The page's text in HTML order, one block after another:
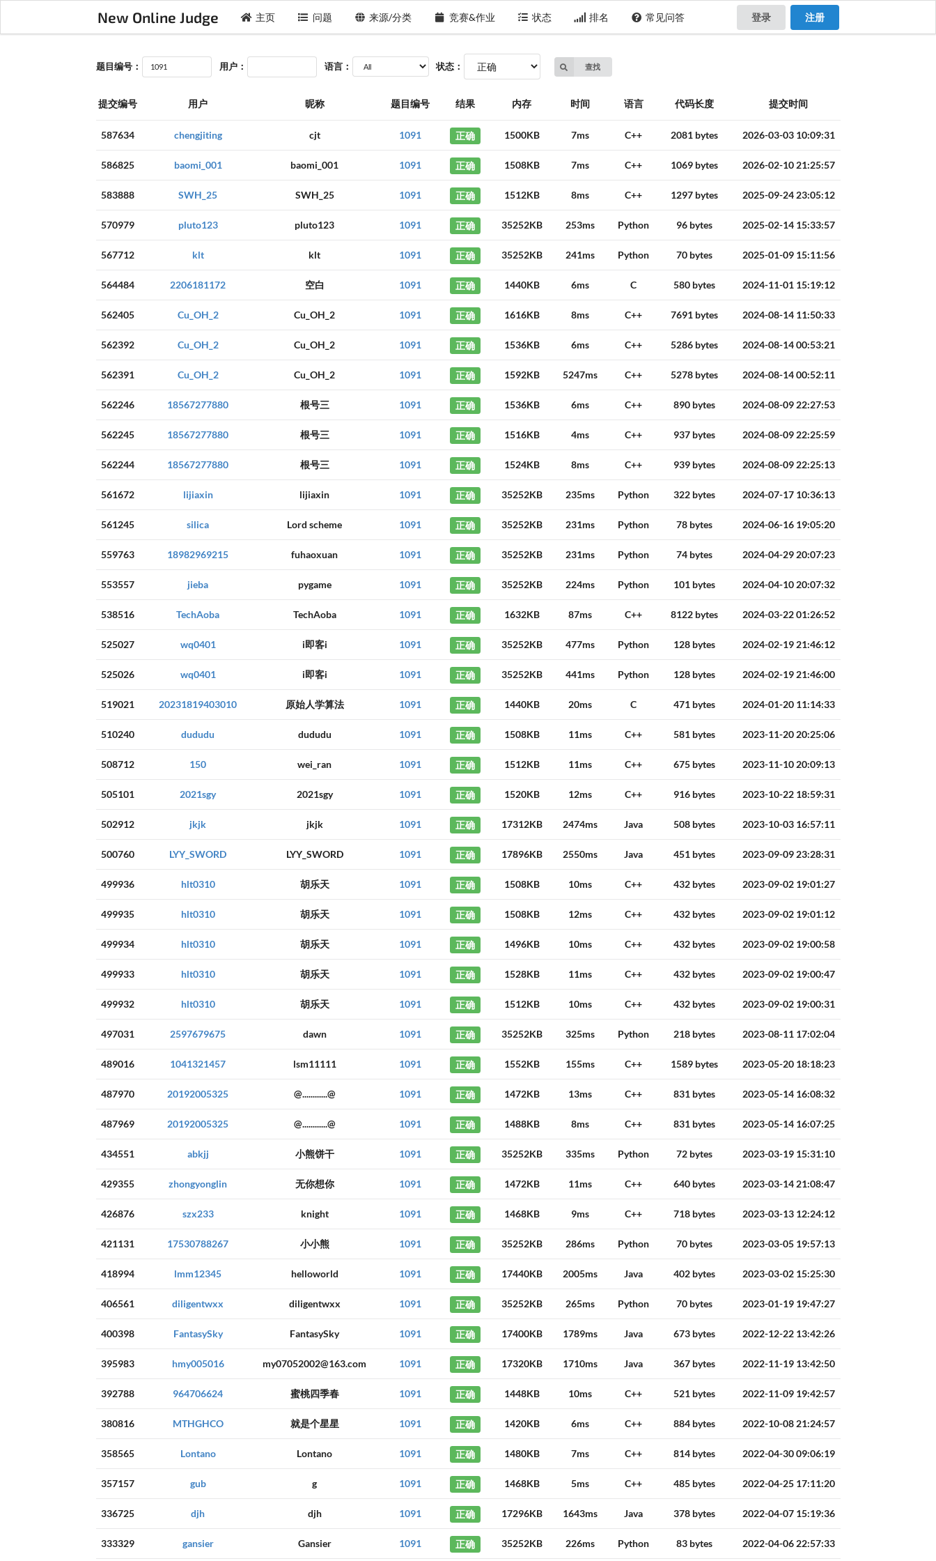
New Online Judge 主页 问题 来源/分类 竞赛&作业 状态 排名 常见问答 登录 注册
题目编号： 用户： 语言： 状态： 查找
提交编号 用户 昵称 题目编号 结果 内存 时间 语言 代码长度 提交时间
587634 chengjiting cjt 1091 正确 1500KB 7ms C++ 2081 bytes 2026-03-03 10:09:31
586825 baomi_001 baomi_001 1091 正确 1508KB 7ms C++ 1069 bytes 2026-02-10 21:25:57
583888 SWH_25 SWH_25 1091 正确 1512KB 8ms C++ 1297 bytes 2025-09-24 23:05:12
570979 pluto123 pluto123 1091 正确 35252KB 253ms Python 96 bytes 2025-02-14 15:33:57
567712 klt klt 1091 正确 35252KB 241ms Python 70 bytes 2025-01-09 15:11:56
564484 2206181172 空白 1091 正确 1440KB 6ms C 580 bytes 2024-11-01 15:19:12
562405 Cu_OH_2 Cu_OH_2 1091 正确 1616KB 8ms C++ 7691 bytes 2024-08-14 11:50:33
562392 Cu_OH_2 Cu_OH_2 1091 正确 1536KB 6ms C++ 5286 bytes 2024-08-14 00:53:21
562391 Cu_OH_2 Cu_OH_2 1091 正确 1592KB 5247ms C++ 5278 bytes 2024-08-14 00:52:11
562246 18567277880 根号三 1091 正确 1536KB 6ms C++ 890 bytes 2024-08-09 22:27:53
562245 18567277880 根号三 1091 正确 1516KB 4ms C++ 937 bytes 2024-08-09 22:25:59
562244 18567277880 根号三 1091 正确 1524KB 8ms C++ 939 bytes 2024-08-09 22:25:13
561672 lijiaxin lijiaxin 1091 正确 35252KB 235ms Python 322 bytes 2024-07-17 10:36:13
561245 silica Lord scheme 1091 正确 35252KB 231ms Python 78 bytes 2024-06-16 19:05:20
559763 18982969215 fuhaoxuan 1091 正确 35252KB 231ms Python 74 bytes 2024-04-29 20:07:23
553557 jieba pygame 1091 正确 35252KB 224ms Python 101 bytes 2024-04-10 20:07:32
538516 TechAoba TechAoba 1091 正确 1632KB 87ms C++ 8122 bytes 2024-03-22 01:26:52
525027 wq0401 i即客i 1091 正确 35252KB 477ms Python 128 bytes 2024-02-19 21:46:12
525026 wq0401 i即客i 1091 正确 35252KB 441ms Python 128 bytes 2024-02-19 21:46:00
519021 20231819403010 原始人学算法 1091 正确 1440KB 20ms C 471 bytes 2024-01-20 11:14:33
510240 dududu dududu 1091 正确 1508KB 11ms C++ 581 bytes 2023-11-20 20:25:06
508712 150 wei_ran 1091 正确 1512KB 11ms C++ 675 bytes 2023-11-10 20:09:13
505101 2021sgy 2021sgy 1091 正确 1520KB 12ms C++ 916 bytes 2023-10-22 18:59:31
502912 jkjk jkjk 1091 正确 17312KB 2474ms Java 508 bytes 2023-10-03 16:57:11
500760 LYY_SWORD LYY_SWORD 1091 正确 17896KB 2550ms Java 451 bytes 2023-09-09 23:28:31
499936 hlt0310 胡乐天 1091 正确 1508KB 10ms C++ 432 bytes 2023-09-02 19:01:27
499935 hlt0310 胡乐天 1091 正确 1508KB 12ms C++ 432 bytes 2023-09-02 19:01:12
499934 hlt0310 胡乐天 1091 正确 1496KB 10ms C++ 432 bytes 2023-09-02 19:00:58
499933 hlt0310 胡乐天 1091 正确 1528KB 11ms C++ 432 bytes 2023-09-02 19:00:47
499932 hlt0310 胡乐天 1091 正确 1512KB 10ms C++ 432 bytes 2023-09-02 19:00:31
497031 2597679675 dawn 1091 正确 35252KB 325ms Python 218 bytes 2023-08-11 17:02:04
489016 1041321457 lsm11111 1091 正确 1552KB 155ms C++ 1589 bytes 2023-05-20 18:18:23
487970 20192005325 @............@ 1091 正确 1472KB 13ms C++ 831 bytes 2023-05-14 16:08:32
487969 20192005325 @............@ 1091 正确 1488KB 8ms C++ 831 bytes 2023-05-14 16:07:25
434551 abkjj 小熊饼干 1091 正确 35252KB 335ms Python 72 bytes 2023-03-19 15:31:10
429355 zhongyonglin 无你想你 1091 正确 1472KB 11ms C++ 640 bytes 2023-03-14 21:08:47
426876 szx233 knight 1091 正确 1468KB 9ms C++ 718 bytes 2023-03-13 12:24:12
421131 17530788267 小小熊 1091 正确 35252KB 286ms Python 70 bytes 2023-03-05 19:57:13
418994 lmm12345 helloworld 1091 正确 17440KB 2005ms Java 402 bytes 2023-03-02 15:25:30
406561 diligentwxx diligentwxx 1091 正确 35252KB 265ms Python 70 bytes 2023-01-19 19:47:27
400398 FantasySky FantasySky 1091 正确 17400KB 1789ms Java 673 bytes 2022-12-22 13:42:26
395983 hmy005016 my07052002@163.com 1091 正确 17320KB 1710ms Java 367 bytes 2022-11-19 13:42:50
392788 964706624 蜜桃四季春 1091 正确 1448KB 10ms C++ 521 bytes 2022-11-09 19:42:57
380816 MTHGHCO 就是个星星 1091 正确 1420KB 6ms C++ 884 bytes 2022-10-08 21:24:57
358565 Lontano Lontano 1091 正确 1480KB 7ms C++ 814 bytes 2022-04-30 09:06:19
357157 gub g 1091 正确 1468KB 5ms C++ 485 bytes 2022-04-25 17:11:20
336725 djh djh 1091 正确 17296KB 1643ms Java 378 bytes 2022-04-07 15:19:36
333329 gansier Gansier 1091 正确 35252KB 226ms Python 83 bytes 2022-04-06 22:57:33